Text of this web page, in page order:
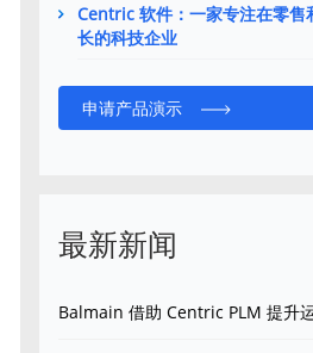
Centric 软件：一家专注在零售
长的科技企业
申请产品演示
最新新闻
Balmain 借助 Centric PLM 提升